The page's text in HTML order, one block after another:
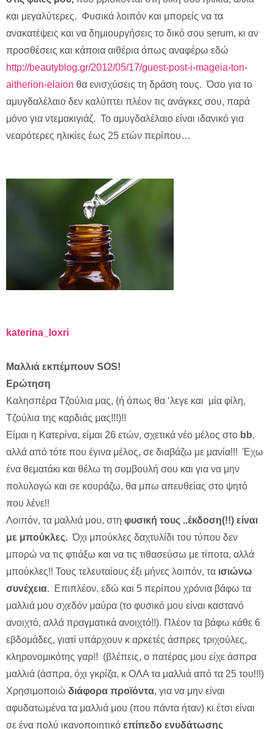
και μεγαλύτερες. Φυσικά λοιπόν και μπορείς να τα
ανακατέψεις και να δημιουργήσεις το δικό σου serum, κι αν
προσθέσεις και κάποια αιθέρια όπως αναφέρω εδώ
http://beautyblog.gr/2012/05/17/guest-post-i-mageia-ton-
aitherion-elaion θα ενισχύσεις τη δράση τους. Όσο για το
αμυγδαλέλαιο δεν καλύπτει πλέον τις ανάγκες σου, παρά
μόνο για ντεμακιγιάζ. Το αμυγδαλέλαιο είναι ιδανικό για
νεαρότερες ηλικίες έως 25 ετών περίπου…
katerina_loxri
Μαλλιά εκπέμπουν SOS!
Ερώτηση
Καλησπέρα Τζούλια μας, (ή όπως θα ‘λεγε και μία φίλη,
Τζούλια της καρδιάς μας!!!)!!
Είμαι η Κατερίνα, είμαι 26 ετών, σχετικά νέο μέλος στο bb,
αλλά από τότε που έγινα μέλος, σε διαβάζω με μανία!!! Έχω
ένα θεματάκι και θέλω τη συμβουλή σου και για να μην
πολυλογώ και σε κουράζω, θα μπω απευθείας στο ψητό
που λένε!!
Λοιπόν, τα μαλλιά μου, στη φυσική τους ..έκδοση(!!) είναι
με μπούκλες. Όχι μπούκλες δαχτυλίδι του τύπου δεν
μπορώ να τις φτιάξω και να τις τιθασεύσω με τίποτα, αλλά
μπούκλες!! Τους τελευταίους έξι μήνες λοιπόν, τα ισιώνω
συνέχεια. Επιπλέον, εδώ και 5 περίπου χρόνια βάφω τα
μαλλιά μου σχεδόν μαύρα (το φυσικό μου είναι καστανό
ανοιχτό, αλλά πραγματικά ανοιχτό!!). Πλέον τα βάφω κάθε 6
εβδομάδες, γιατί υπάρχουν κ αρκετές άσπρες τριχούλες,
κληρονομικότης γαρ!! (βλέπεις, ο πατέρας μου είχε άσπρα
μαλλιά (άσπρα, όχι γκρίζα, κ ΟΛΑ τα μαλλιά από τα 25 του!!!)
Χρησιμοποιώ διάφορα προϊόντα, για να μην είναι
αφυδατωμένα τα μαλλιά μου (που πάντα ήταν) κι έτσι είναι
σε ένα πολύ ικανοποιητικό επίπεδο ενυδάτωσης